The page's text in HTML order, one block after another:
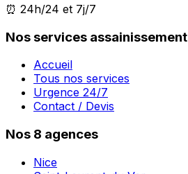
⏰ 24h/24 et 7j/7
Nos services assainissement
Accueil
Tous nos services
Urgence 24/7
Contact / Devis
Nos 8 agences
Nice